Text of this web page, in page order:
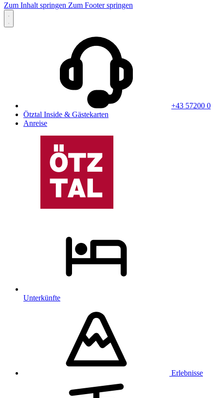
Zum Inhalt springen Zum Footer springen
+43 57200 0
Ötztal Inside & Gästekarten
Anreise
Unterkünfte
Erlebnisse